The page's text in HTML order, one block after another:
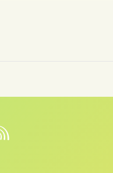
voor hem zou maken.